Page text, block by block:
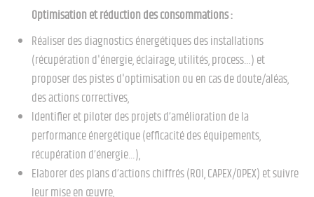
Optimisation et réduction des consommations :
Réaliser des diagnostics énergétiques des installations
(récupération d'énergie, éclairage, utilités, process…) et
proposer des pistes d'optimisation ou en cas de doute/aléas,
des actions correctives,
Identifier et piloter des projets d’amélioration de la
performance énergétique (efficacité des équipements,
récupération d’énergie…),
Elaborer des plans d’actions chiffrés (ROI, CAPEX/OPEX) et suivre
leur mise en œuvre,